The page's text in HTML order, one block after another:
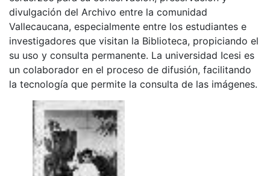
divulgación del Archivo entre la comunidad
Vallecaucana, especialmente entre los estudiantes e
investigadores que visitan la Biblioteca, propiciando el
su uso y consulta permanente. La universidad Icesi es
un colaborador en el proceso de difusión, facilitando
la tecnología que permite la consulta de las imágenes.